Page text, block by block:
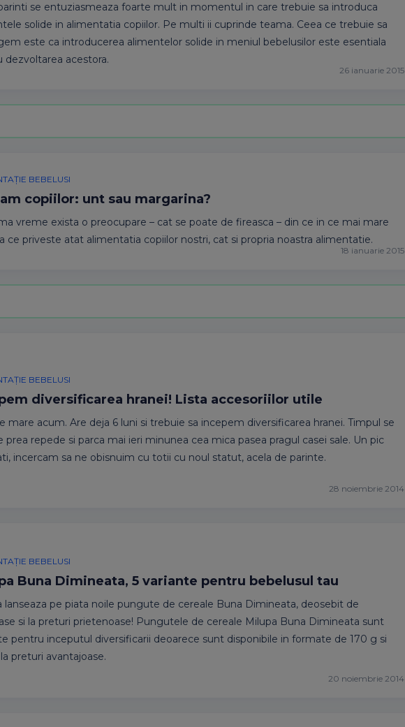
se entuziasmeaza foarte mult in momentul in care trebuie sa introduca
solide in alimentatia copiilor. Pe multi ii cuprinde teama. Ceea ce trebuie sa
este ca introducerea alimentelor solide in meniul bebelusilor este esentiala
dezvoltarea acestora.
26 ianuarie 2015
BEBELUSI
copiilor: unt sau margarina?
vreme exista o preocupare – cat se poate de fireasca – din ce in ce mai mare
ce priveste atat alimentatia copiilor nostri, cat si propria noastra alimentatie.
18 ianuarie 2015
BEBELUSI
diversificarea hranei! Lista accesoriilor utile
mare acum. Are deja 6 luni si trebuie sa incepem diversificarea hranei. Timpul se
prea repede si parca mai ieri minunea cea mica pasea pragul casei sale. Un pic
incercam sa ne obisnuim cu totii cu noul statut, acela de parinte.
28 noiembrie 2014
BEBELUSI
Buna Dimineata, 5 variante pentru bebelusul tau
lanseaza pe piata noile pungute de cereale Buna Dimineata, deosebit de
si la preturi prietenoase! Pungutele de cereale Milupa Buna Dimineata sunt
pentru inceputul diversificarii deoarece sunt disponibile in formate de 170 g si
preturi avantajoase.
20 noiembrie 2014